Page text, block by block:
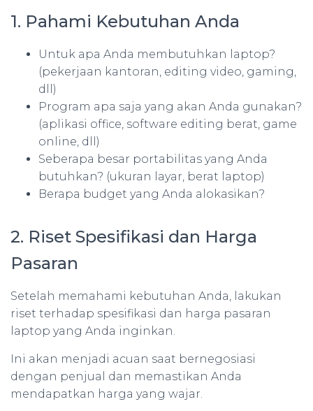
1. Pahami Kebutuhan Anda
Untuk apa Anda membutuhkan laptop?
(pekerjaan kantoran, editing video, gaming,
dll)
Program apa saja yang akan Anda gunakan?
(aplikasi office, software editing berat, game
online, dll)
Seberapa besar portabilitas yang Anda
butuhkan? (ukuran layar, berat laptop)
Berapa budget yang Anda alokasikan?
2. Riset Spesifikasi dan Harga
Pasaran
Setelah memahami kebutuhan Anda, lakukan
riset terhadap spesifikasi dan harga pasaran
laptop yang Anda inginkan.
Ini akan menjadi acuan saat bernegosiasi
dengan penjual dan memastikan Anda
mendapatkan harga yang wajar.